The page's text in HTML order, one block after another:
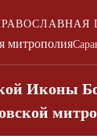
митрополия
Иконы